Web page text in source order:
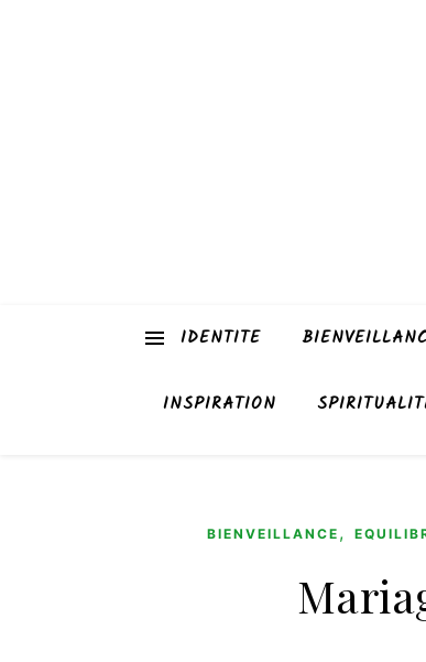
IDENTITE
INSPIRATION
BIENVEILLANCE ,